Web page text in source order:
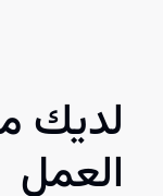
لديك
العمل